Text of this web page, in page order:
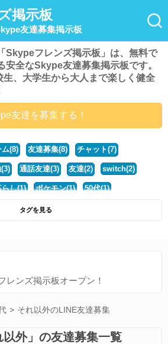
掲示板
友達募集掲示板
Skypeフレンズ掲示板」は、無料で
全なSkype友達募集掲示板です。
、大学生から大人まで楽しく健全
友達を募集する！
(8) 友達募集(8) チャット(7)
通話友達(3) 友達(2) switch(2)
し(1) ポケモン(1) 50代(1)
学生(1) ポケモンsv(1)
レー(1)
メ(1) プロ野球(1) ボカロ(1)
能な方(1) 東京(1) 愛知県(1)
タグを見る
レンズ掲示板オープン！
それ以外のLINE友達募集
以外」の友達募集一覧